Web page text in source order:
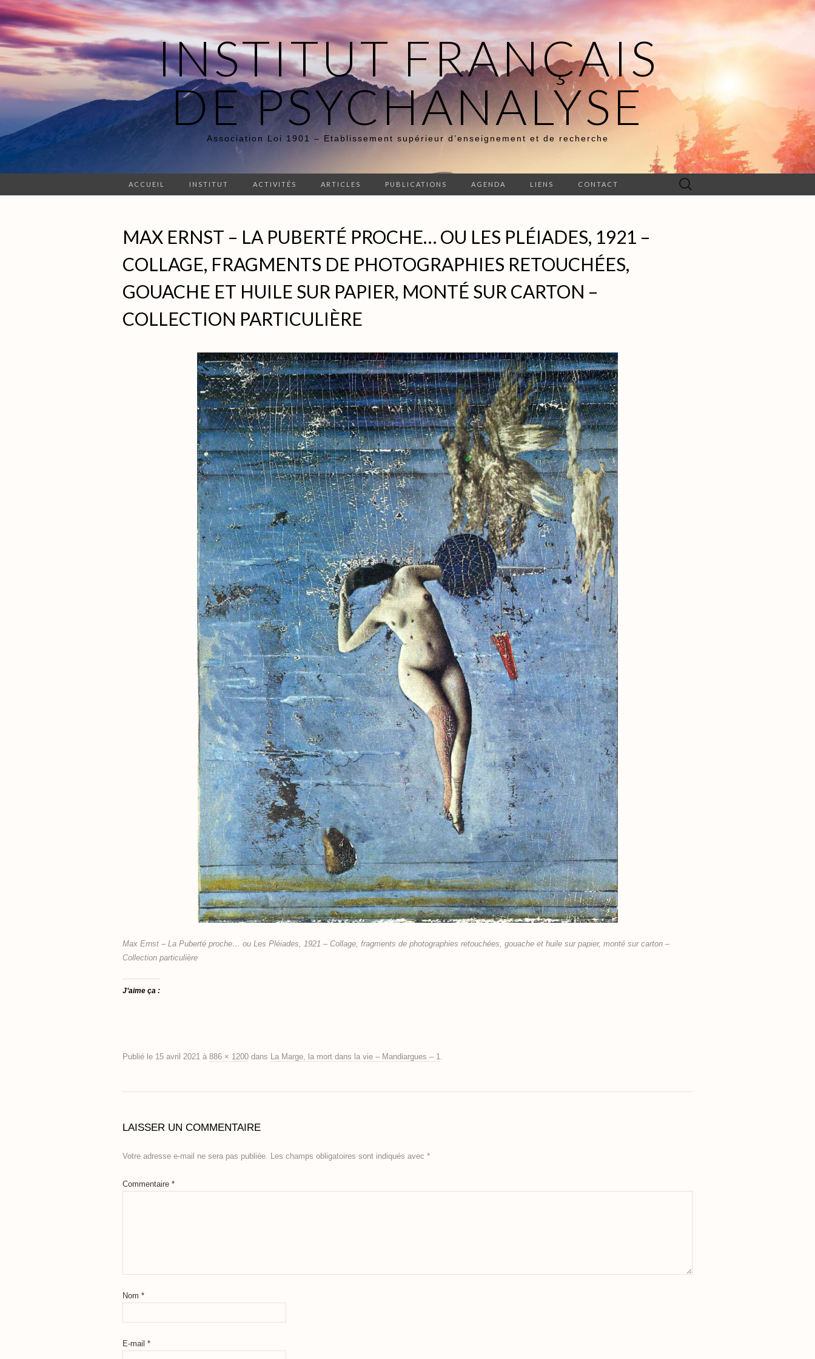
INSTITUT FRANÇAIS
DE PSYCHANALYSE
Association Loi 1901 – Etablissement supérieur d’enseignement et de recherche
ACCUEIL INSTITUT ACTIVITÉS ARTICLES PUBLICATIONS AGENDA LIENS CONTACT Rechercher :
MAX ERNST – LA PUBERTÉ PROCHE… OU LES PLÉIADES, 1921 –
COLLAGE, FRAGMENTS DE PHOTOGRAPHIES RETOUCHÉES,
GOUACHE ET HUILE SUR PAPIER, MONTÉ SUR CARTON –
COLLECTION PARTICULIÈRE
Max Ernst – La Puberté proche… ou Les Pléiades, 1921 – Collage, fragments de photographies retouchées, gouache et huile sur papier, monté sur carton –
Collection particulière
J’aime ça :
Publié le 15 avril 2021 à 886 × 1200 dans La Marge, la mort dans la vie – Mandiargues – 1.
LAISSER UN COMMENTAIRE
Votre adresse e-mail ne sera pas publiée. Les champs obligatoires sont indiqués avec *
Commentaire *
Nom *
E-mail *